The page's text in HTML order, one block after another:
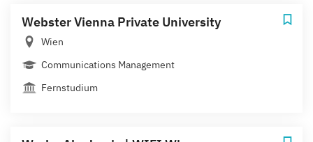
Webster Vienna Private University
Wien
Communications Management
Fernstudium